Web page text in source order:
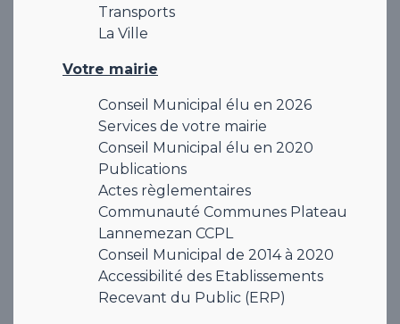
Transports
La Ville
Votre mairie
Conseil Municipal élu en 2026
Services de votre mairie
Conseil Municipal élu en 2020
Publications
Actes règlementaires
Communauté Communes Plateau
Lannemezan CCPL
Conseil Municipal de 2014 à 2020
Accessibilité des Etablissements
Recevant du Public (ERP)